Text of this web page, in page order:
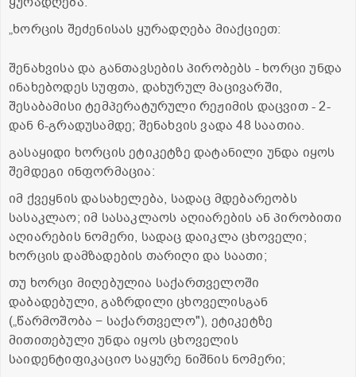
„ხორცის შეძენისას ყურადღება მიაქციეთ:
შენახვისა და განთავსების პირობებს - ხორცი უნდა
ინახებოდეს სუფთა, დახურულ მაცივარში,
შესაბამისი ტემპერატურული რეჟიმის დაცვით - 2-
დან 6-გრადუსამდე; შენახვის ვადა 48 საათია.
გასაყიდი ხორცის ეტიკეტზე დატანილი უნდა იყოს
შემდეგი ინფორმაცია:
იმ ქვეყნის დასახელება, სადაც მდებარეობს
სასაკლაო; იმ სასაკლაოს აღიარების ან პირობითი
აღიარების ნომერი, სადაც დაიკლა ცხოველი;
ხორცის დამზადების თარიღი და საათი;
თუ ხორცი მიღებულია საქართველოში
დაბადებული, გაზრდილი ცხოველისგან
(„წარმოშობა − საქართველო"), ეტიკეტზე
მითითებული უნდა იყოს ცხოველის
საიდენტიფიკაციო საყურე ნიშნის ნომერი;